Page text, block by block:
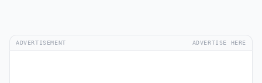
ADVERTISEMENT ADVERTISE HERE